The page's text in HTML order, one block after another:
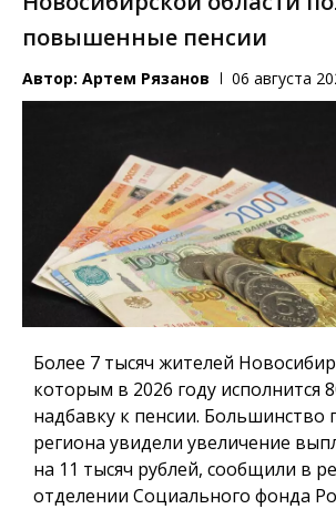
повышенные пенсии
Автор: Артем Рязанов 06 августа
Более 7 тысяч жителей
которым в 2026 году исполнится
надбавку к пенсии. Большинство
региона увидели увеличение
на 11 тысяч рублей, сообщили в
отделении Социального фонда